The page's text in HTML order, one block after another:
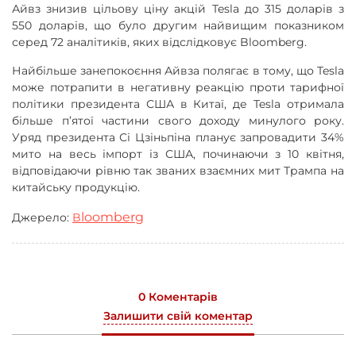
Айвз знизив цільову ціну акцій Tesla до 315 доларів з
550 доларів, що було другим найвищим показником
серед 72 аналітиків, яких відслідковує Bloomberg.
Найбільше занепокоєння Айвза полягає в тому, що Tesla
може потрапити в негативну реакцію проти тарифної
політики президента США в Китаї, де Tesla отримала
більше п’ятої частини свого доходу минулого року.
Уряд президента Сі Цзіньпіна планує запровадити 34%
мито на весь імпорт із США, починаючи з 10 квітня,
відповідаючи рівню так званих взаємних мит Трампа на
китайську продукцію.
Джерело: Bloomberg
0 Коментарів
Залишити свій коментар